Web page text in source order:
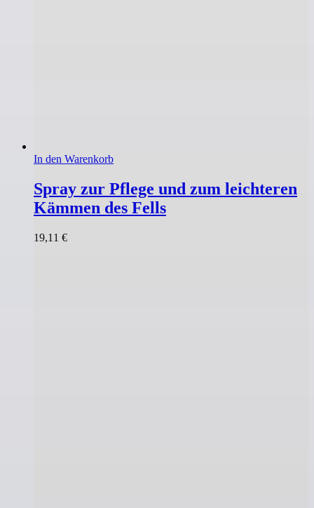
In den Warenkorb
Spray zur Pflege und zum leichteren
Kämmen des Fells
19,11 €